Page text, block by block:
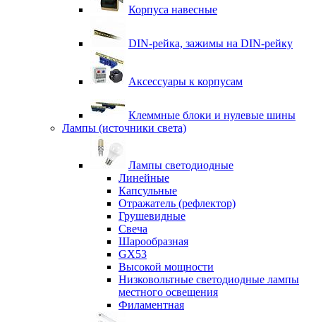
Корпуса навесные
DIN-рейка, зажимы на DIN-рейку
Аксессуары к корпусам
Клеммные блоки и нулевые шины
Лампы (источники света)
Лампы светодиодные
Линейные
Капсульные
Отражатель (рефлектор)
Грушевидные
Свеча
Шарообразная
GX53
Высокой мощности
Низковольтные светодиодные лампы
местного освещения
Филаментная